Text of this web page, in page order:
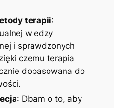
terapii:
wiedzy
i sprawdzonych
czemu terapia
dopasowana do
: Dbam o to, aby